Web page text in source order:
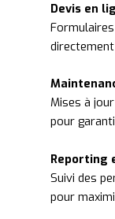
Devis en
Mises à
pour
Reporting
Suivi des
pour